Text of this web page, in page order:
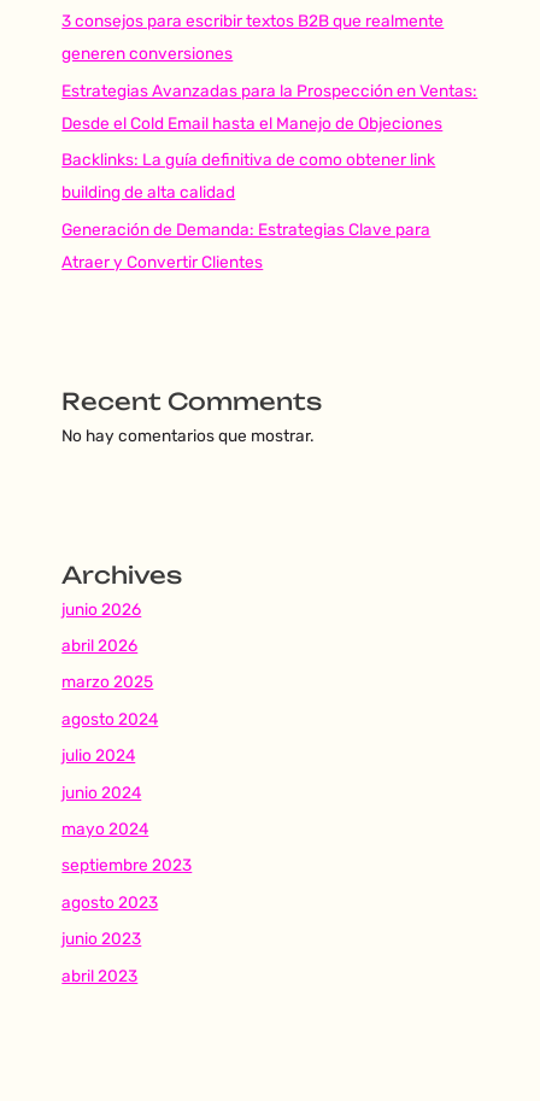
3 consejos para escribir textos B2B que realmente
generen conversiones
Estrategias Avanzadas para la Prospección en Ventas:
Desde el Cold Email hasta el Manejo de Objeciones
Backlinks: La guía definitiva de como obtener link
building de alta calidad
Generación de Demanda: Estrategias Clave para
Atraer y Convertir Clientes
Recent Comments
No hay comentarios que mostrar.
Archives
junio 2026
abril 2026
marzo 2025
agosto 2024
julio 2024
junio 2024
mayo 2024
septiembre 2023
agosto 2023
junio 2023
abril 2023